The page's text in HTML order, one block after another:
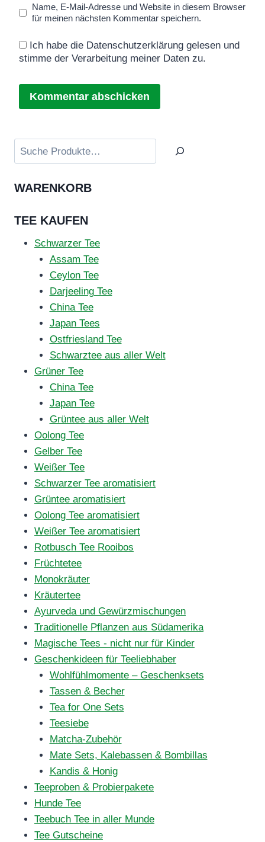
Name, E-Mail-Adresse und Website in diesem Browser
für meinen nächsten Kommentar speichern.
Ich habe die Datenschutzerklärung gelesen und
stimme der Verarbeitung meiner Daten zu.
Suchen
WARENKORB
TEE KAUFEN
Schwarzer Tee
Assam Tee
Ceylon Tee
Darjeeling Tee
China Tee
Japan Tees
Ostfriesland Tee
Schwarztee aus aller Welt
Grüner Tee
China Tee
Japan Tee
Grüntee aus aller Welt
Oolong Tee
Gelber Tee
Weißer Tee
Schwarzer Tee aromatisiert
Grüntee aromatisiert
Oolong Tee aromatisiert
Weißer Tee aromatisiert
Rotbusch Tee Rooibos
Früchtetee
Monokräuter
Kräutertee
Ayurveda und Gewürzmischungen
Traditionelle Pflanzen aus Südamerika
Magische Tees - nicht nur für Kinder
Geschenkideen für Teeliebhaber
Wohlfühlmomente – Geschenksets
Tassen & Becher
Tea for One Sets
Teesiebe
Matcha-Zubehör
Mate Sets, Kalebassen & Bombillas
Kandis & Honig
Teeproben & Probierpakete
Hunde Tee
Teebuch Tee in aller Munde
Tee Gutscheine